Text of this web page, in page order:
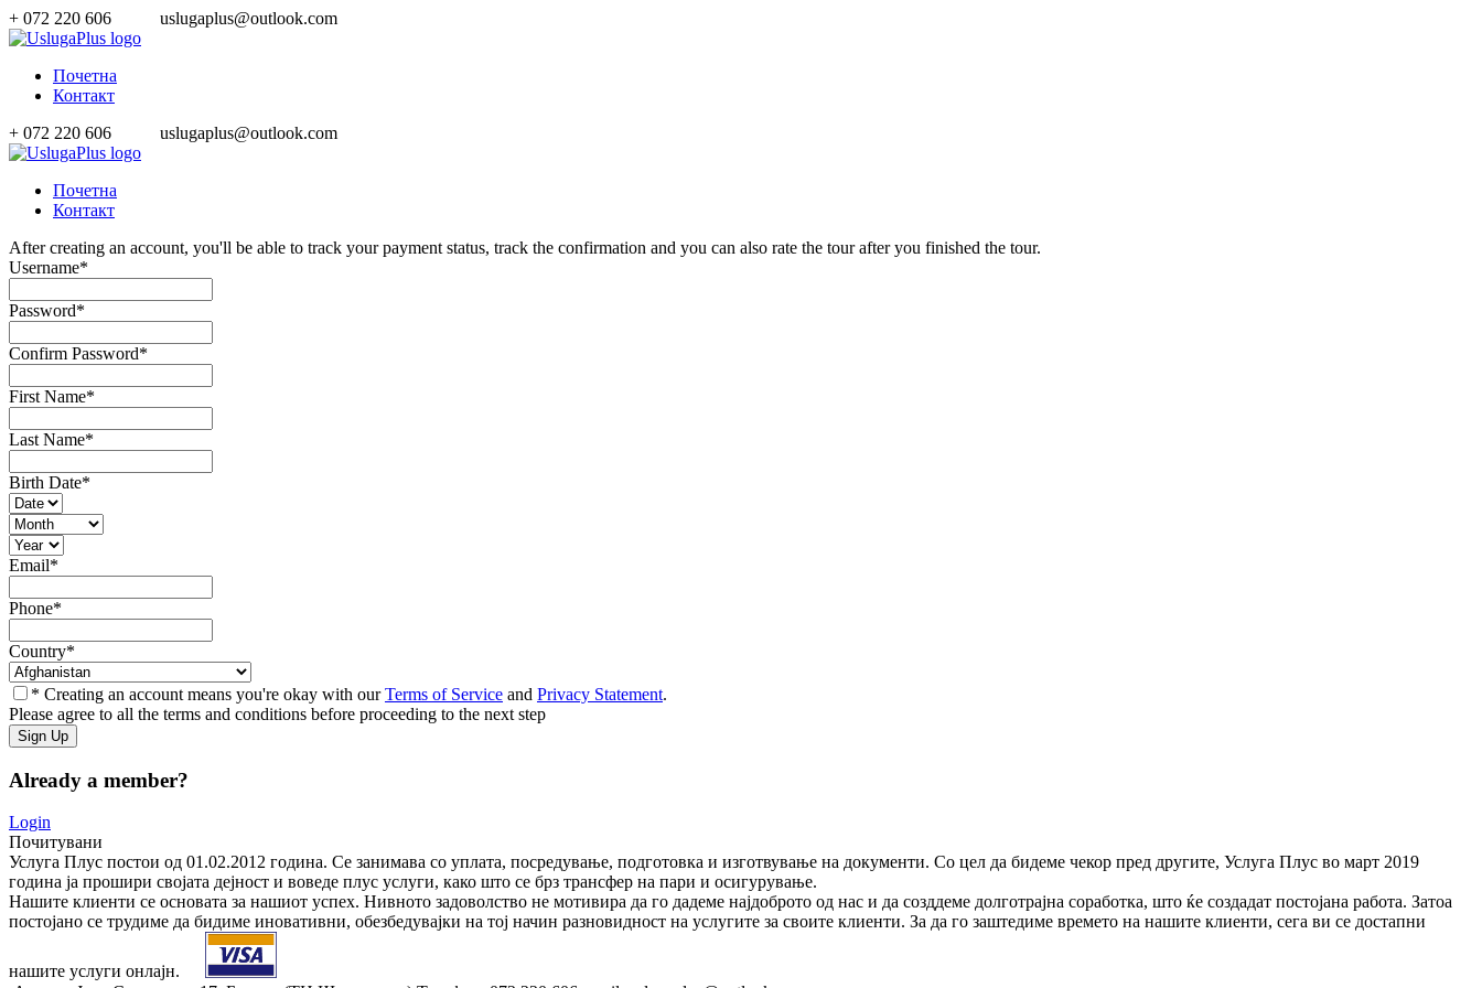
+ 072 220 606 uslugaplus@outlook.com
Почетна
Контакт
+ 072 220 606
uslugaplus@outlook.com
Почетна
Контакт
After creating an account, you'll be able to track your payment status, track the confirmation and you can also rate the tour after you finished the tour.
Username*
Password*
Confirm Password*
First Name*
Last Name*
Birth Date*
Email*
Phone*
Country*
* Creating an account means you're okay with ourTerms of Service and Privacy Statement.
Please agree to all the terms and conditions before proceeding to the next step
Already a member?
Login
Почитувани
Услуга Плус постои од 01.02.2012 година. Се занимава со уплата, посредyвање, подготовка и изготвување на документи. Со цел да бидеме чекор пред другите, Услуга Плус во март 2019
година ја прошири својата дејност и воведе плус услуги, како што се брз трансфер на пари и осигурување.
Нашите клиенти се основата за нашиот успех. Нивното задоволство не мотивира да го дадеме најдоброто од нас и да созддеме долготрајна соработка, што ќе создадат постојана работа. Затоа
постојано се трудиме да бидиме иновативни, обезбедувајки на тој начин разновидност на услугите за своите клиенти. За да го заштедиме времето на нашите клиенти, сега ви се достапни
нашите услуги онлајн.